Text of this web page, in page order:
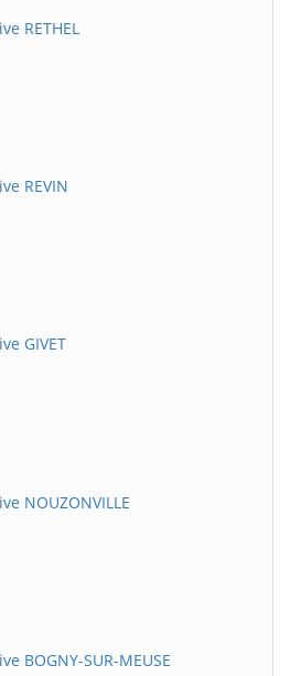
RETHEL
REVIN
GIVET
NOUZONVILLE
BOGNY-SUR-MEUSE